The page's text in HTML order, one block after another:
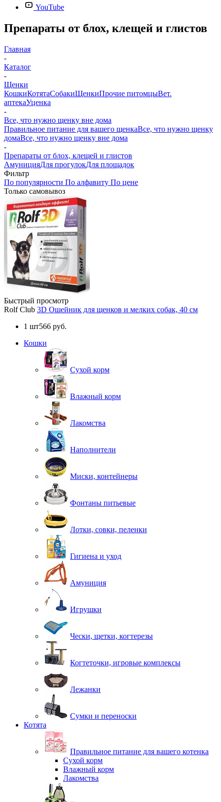
YouTube
Препараты от блох, клещей и глистов
Главная
-
Каталог
-
Щенки
КошкиКотятаСобакиЩенкиПрочие питомцыВет.
аптекаУценка
-
Все, что нужно щенку вне дома
Правильное питание для вашего щенкаВсе, что нужно щенку
домаВсе, что нужно щенку вне дома
-
Препараты от блох, клещей и глистов
АмуницияДля прогулокДля площадок
Фильтр
По популярности По алфавиту По цене
Только самовывоз
Быстрый просмотр
Rolf Club 3D Ошейник для щенков и мелких собак, 40 см
1 шт566 руб.
Кошки
Сухой корм
Влажный корм
Лакомства
Наполнители
Миски, контейнеры
Фонтаны питьевые
Лотки, совки, пеленки
Гигиена и уход
Амуниция
Игрушки
Чески, щетки, когтерезы
Когтеточки, игровые комплексы
Лежанки
Сумки и переноски
Котята
Правильное питание для вашего котенка
Сухой корм
Влажный корм
Лакомства